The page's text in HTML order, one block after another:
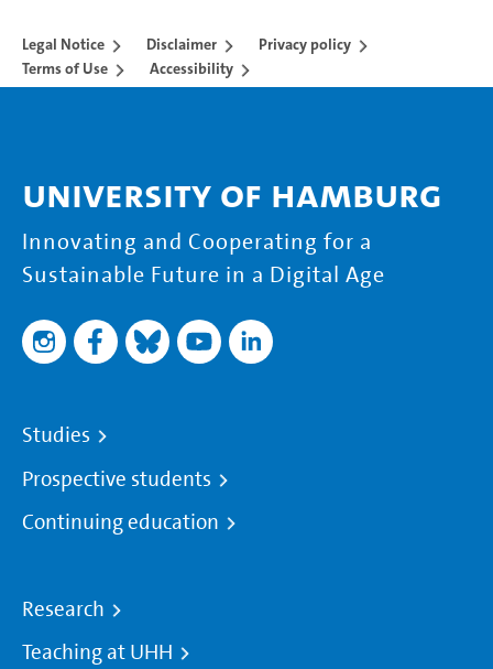
Legal Notice Disclaimer
Privacy policy
Terms of Use
Accessibility
University of Hamburg
Innovating and Cooperating for a
Sustainable Future in a Digital Age
Studies
Prospective students
Continuing education
Research
Teaching at UHH